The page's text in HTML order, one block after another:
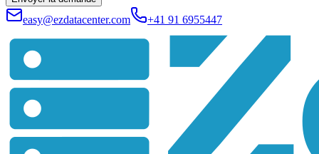
easy@ezdatacenter.com +41 91 6955447